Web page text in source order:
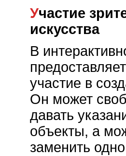
Участие зрителя в создании произведения
искусства
В
участие в
Он может
давать
объекты, а
заменить